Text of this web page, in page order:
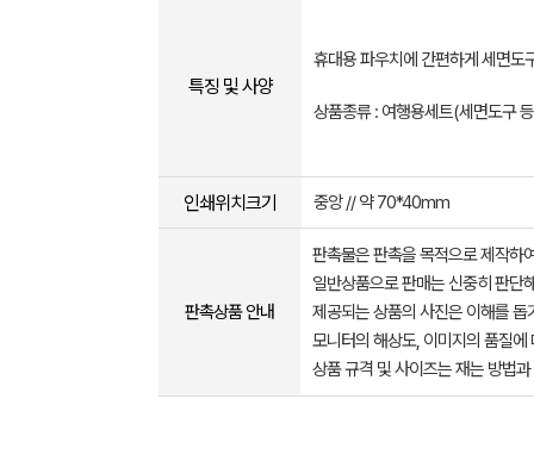
특징 및 사양
휴대용 파우치에 간편하게 세면도
상품종류 : 여행용세트(세면도구
인쇄위치크기 중앙 // 약 70*40mm
판촉상품 안내
판촉물은 판촉을 목적으로 제작하
일반상품으로 판매는 신중히 판단
제공되는 상품의 사진은 이해를
모니터의 해상도, 이미지의 품질
상품 규격 및 사이즈는 재는 방법